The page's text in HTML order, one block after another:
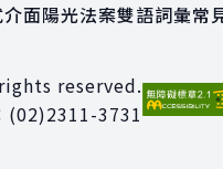
面陽光法案雙語詞彙常
reserved.
(02)2311-3731